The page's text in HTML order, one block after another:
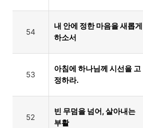
54
내 안에 정한 마음을 새롭게
하소서
53
아침에 하나님께 시선을 고
정하라.
52
빈 무덤을 넘어, 살아내는
부활